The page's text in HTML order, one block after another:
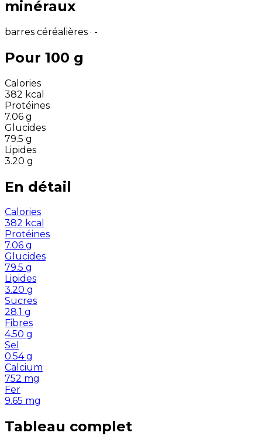
minéraux
barres céréalières · -
Pour 100 g
Calories
382 kcal
Protéines
7.06 g
Glucides
79.5 g
Lipides
3.20 g
En détail
Calories
382 kcal
Protéines
7.06 g
Glucides
79.5 g
Lipides
3.20 g
Sucres
28.1 g
Fibres
4.50 g
Sel
0.54 g
Calcium
752 mg
Fer
9.65 mg
Tableau complet